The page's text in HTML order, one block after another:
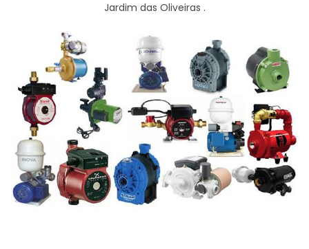
Jardim das Oliveiras .